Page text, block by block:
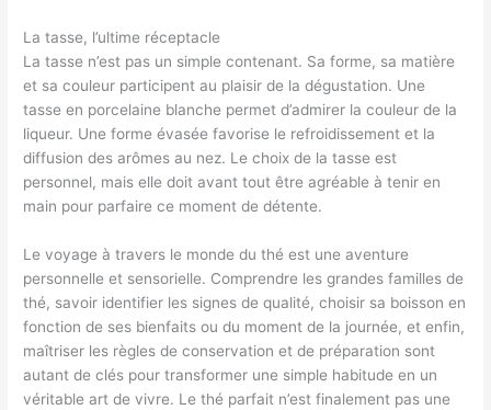
La tasse, l’ultime réceptacle
La tasse n’est pas un simple contenant. Sa forme, sa matière
et sa couleur participent au plaisir de la dégustation. Une
tasse en porcelaine blanche permet d’admirer la couleur de la
liqueur. Une forme évasée favorise le refroidissement et la
diffusion des arômes au nez. Le choix de la tasse est
personnel, mais elle doit avant tout être agréable à tenir en
main pour parfaire ce moment de détente.
Le voyage à travers le monde du thé est une aventure
personnelle et sensorielle. Comprendre les grandes familles de
thé, savoir identifier les signes de qualité, choisir sa boisson en
fonction de ses bienfaits ou du moment de la journée, et enfin,
maîtriser les règles de conservation et de préparation sont
autant de clés pour transformer une simple habitude en un
véritable art de vivre. Le thé parfait n’est finalement pas une